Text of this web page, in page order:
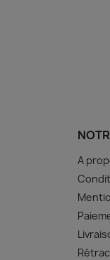
A